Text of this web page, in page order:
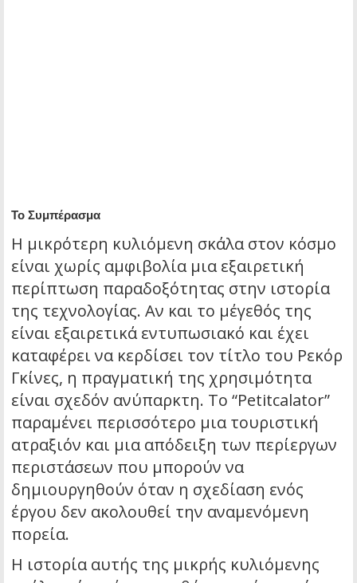
Το Συμπέρασμα
Η μικρότερη κυλιόμενη σκάλα στον κόσμο
είναι χωρίς αμφιβολία μια εξαιρετική
περίπτωση παραδοξότητας στην ιστορία
της τεχνολογίας. Αν και το μέγεθός της
είναι εξαιρετικά εντυπωσιακό και έχει
καταφέρει να κερδίσει τον τίτλο του Ρεκόρ
Γκίνες, η πραγματική της χρησιμότητα
είναι σχεδόν ανύπαρκτη. Το “Petitcalator”
παραμένει περισσότερο μια τουριστική
ατραξιόν και μια απόδειξη των περίεργων
περιστάσεων που μπορούν να
δημιουργηθούν όταν η σχεδίαση ενός
έργου δεν ακολουθεί την αναμενόμενη
πορεία.
Η ιστορία αυτής της μικρής κυλιόμενης